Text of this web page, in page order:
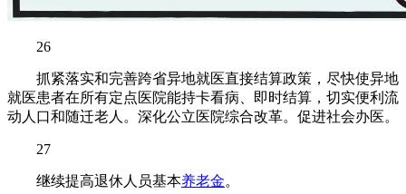
26
抓紧落实和完善跨省异地就医直接结算政策，尽快使异地
就医患者在所有定点医院能持卡看病、即时结算，切实便利流
动人口和随迁老人。深化公立医院综合改革。促进社会办医。
27
继续提高退休人员基本养老金。